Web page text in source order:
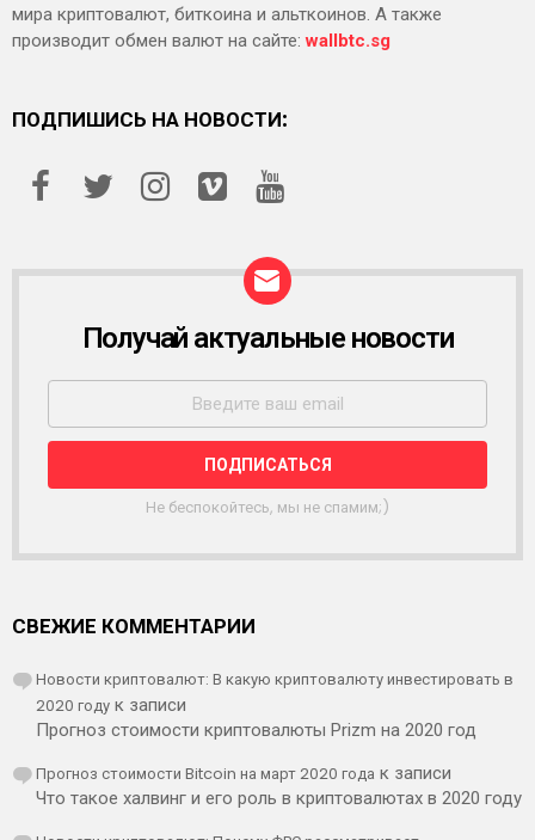
мира криптовалют, биткоина и альткоинов. А также
производит обмен валют на сайте:wallbtc.sg
ПОДПИШИСЬ НА НОВОСТИ:
С
Ы
Л
К
Получай актуальные новости
Не беспокойтесь, мы не спамим;)
СВЕЖИЕ КОММЕНТАРИИ
Новости криптовалют: В какую криптовалюту инвестировать в
2020 году к записи
Прогноз стоимости криптовалюты Prizm на 2020 год
Прогноз стоимости Bitcoin на март 2020 года к записи
Что такое халвинг и его роль в криптовалютах в 2020 году